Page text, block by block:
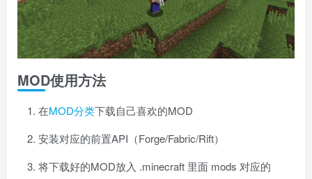
MOD使用方法
在MOD分类下载自己喜欢的MOD
安装对应的前置API（Forge/Fabric/Rift）
将下载好的MOD放入 .minecraft 里面 mods 对应的